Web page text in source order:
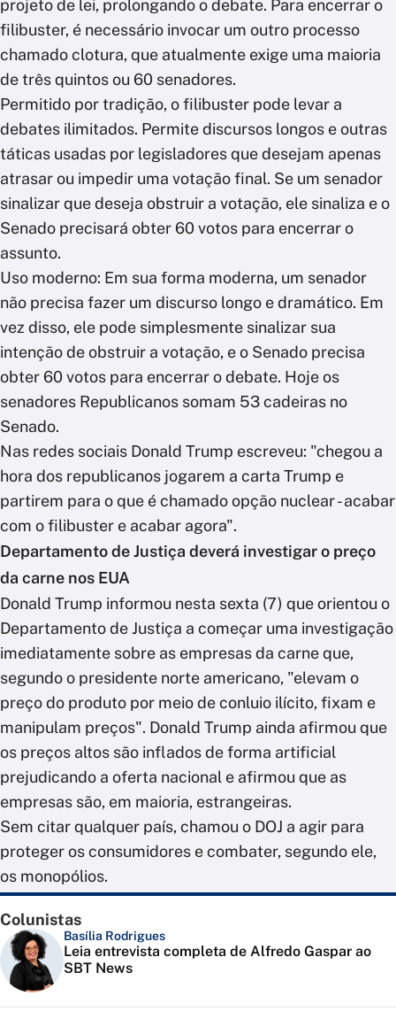
projeto de lei, prolongando o debate. Para encerrar o
filibuster, é necessário invocar um outro processo
chamado clotura, que atualmente exige uma maioria
de três quintos ou 60 senadores.
Permitido por tradição, o filibuster pode levar a
debates ilimitados. Permite discursos longos e outras
táticas usadas por legisladores que desejam apenas
atrasar ou impedir uma votação final. Se um senador
sinalizar que deseja obstruir a votação, ele sinaliza e o
Senado precisará obter 60 votos para encerrar o
assunto.
Uso moderno: Em sua forma moderna, um senador
não precisa fazer um discurso longo e dramático. Em
vez disso, ele pode simplesmente sinalizar sua
intenção de obstruir a votação, e o Senado precisa
obter 60 votos para encerrar o debate. Hoje os
senadores Republicanos somam 53 cadeiras no
Senado.
Nas redes sociais Donald Trump escreveu: "chegou a
hora dos republicanos jogarem a carta Trump e
partirem para o que é chamado opção nuclear - acabar
com o filibuster e acabar agora".
Departamento de Justiça deverá investigar o preço
da carne nos EUA
Donald Trump informou nesta sexta (7) que orientou o
Departamento de Justiça a começar uma investigação
imediatamente sobre as empresas da carne que,
segundo o presidente norte americano, "elevam o
preço do produto por meio de conluio ilícito, fixam e
manipulam preços". Donald Trump ainda afirmou que
os preços altos são inflados de forma artificial
prejudicando a oferta nacional e afirmou que as
empresas são, em maioria, estrangeiras.
Sem citar qualquer país, chamou o DOJ a agir para
proteger os consumidores e combater, segundo ele,
os monopólios.
Colunistas
Basília Rodrigues
Leia entrevista completa de Alfredo Gaspar ao
SBT News